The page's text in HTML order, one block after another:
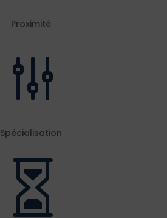
Proximité
g
Spécialisation
